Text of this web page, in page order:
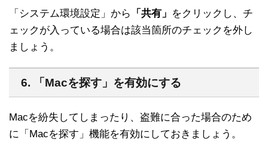
「システム環境設定」から 「共有」 をクリックし、チ
ェックが入っている場合は該当箇所のチェックを外し
ましょう。
6. 「Macを探す」を有効にする
Macを紛失してしまったり、盗難に合った場合のため
に「Macを探す」機能を有効にしておきましょう。